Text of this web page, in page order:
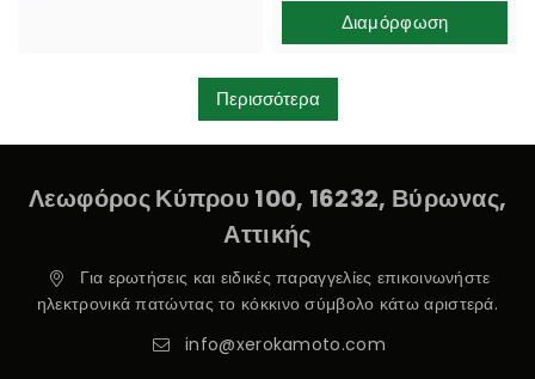
Διαμόρφωση
Περισσότερα
Λεωφόρος Κύπρου 100, 16232, Βύρωνας,
Αττικής
Για ερωτήσεις και ειδικές παραγγελίες επικοινωνήστε
ηλεκτρονικά πατώντας το κόκκινο σύμβολο κάτω αριστερά.
info@xerokamoto.com